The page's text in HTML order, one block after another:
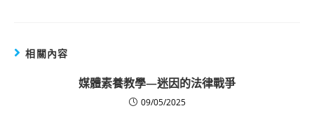
相關內容
媒體素養教學—迷因的法律戰爭
09/05/2025